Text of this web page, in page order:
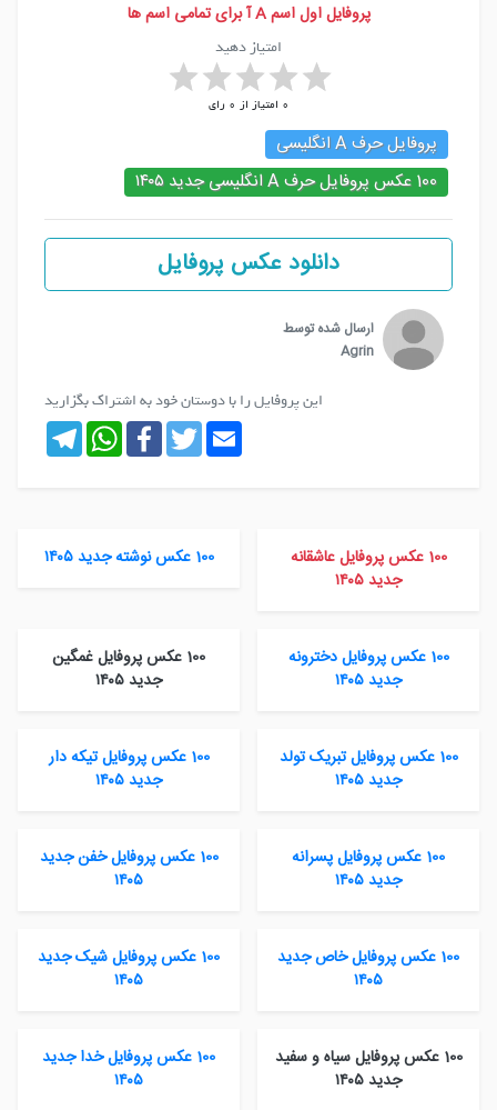
پروفایل اول اسم A آ برای تمامی اسم ها
امتیاز دهید
0 امتیاز از 0 رای
پروفایل حرف A انگلیسی
100 عکس پروفایل حرف A انگلیسی جدید ۱۴۰۵
دانلود عکس پروفایل
ارسال شده توسط
Agrin
این پروفایل را با دوستان خود به اشتراک بگزارید
Telegram
WhatsAppFacebookTwitterEmail
100 عکس پروفایل عاشقانه
جدید ۱۴۰۵
100 عکس نوشته جدید ۱۴۰۵
100 عکس پروفایل دخترونه
جدید ۱۴۰۵
100 عکس پروفایل غمگین
جدید ۱۴۰۵
100 عکس پروفایل تبریک تولد
جدید ۱۴۰۵
100 عکس پروفایل تیکه دار
جدید ۱۴۰۵
100 عکس پروفایل پسرانه
جدید ۱۴۰۵
100 عکس پروفایل خفن جدید
۱۴۰۵
100 عکس پروفایل خاص جدید
۱۴۰۵
100 عکس پروفایل شیک جدید
۱۴۰۵
100 عکس پروفایل سیاه و سفید
جدید ۱۴۰۵
100 عکس پروفایل خدا جدید
۱۴۰۵